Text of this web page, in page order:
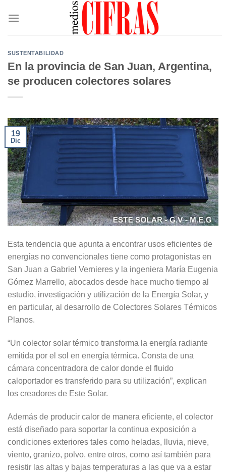
SUSTENTABILIDAD
En la provincia de San Juan, Argentina,
se producen colectores solares
19
Dic
Esta tendencia que apunta a encontrar usos eficientes de
energías no convencionales tiene como protagonistas en
San Juan a Gabriel Vernieres y la ingeniera María Eugenia
Gómez Marrello, abocados desde hace mucho tiempo al
estudio, investigación y utilización de la Energía Solar, y
en particular, al desarrollo de Colectores Solares Térmicos
Planos.
“Un colector solar térmico transforma la energía radiante
emitida por el sol en energía térmica. Consta de una
cámara concentradora de calor donde el fluido
caloportador es transferido para su utilización”, explican
los creadores de Este Solar.
Además de producir calor de manera eficiente, el colector
está diseñado para soportar la continua exposición a
condiciones exteriores tales como heladas, lluvia, nieve,
viento, granizo, polvo, entre otros, como así también para
resistir las altas y bajas temperaturas a las que va a estar